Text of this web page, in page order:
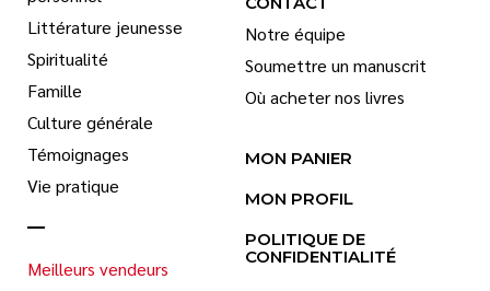
Littérature jeunesse
Spiritualité
Famille
Culture générale
Témoignages
Vie pratique
Meilleurs vendeurs
Notre équipe
Soumettre un manuscrit
Où acheter nos livres
MON PANIER
MON PROFIL
POLITIQUE DE
CONFIDENTIALITÉ